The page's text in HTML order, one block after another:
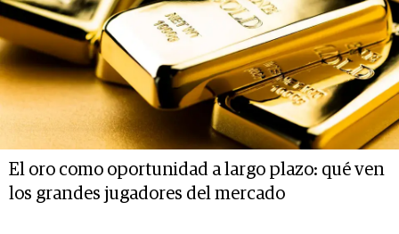
El oro como oportunidad a largo plazo: qué ven
los grandes jugadores del mercado